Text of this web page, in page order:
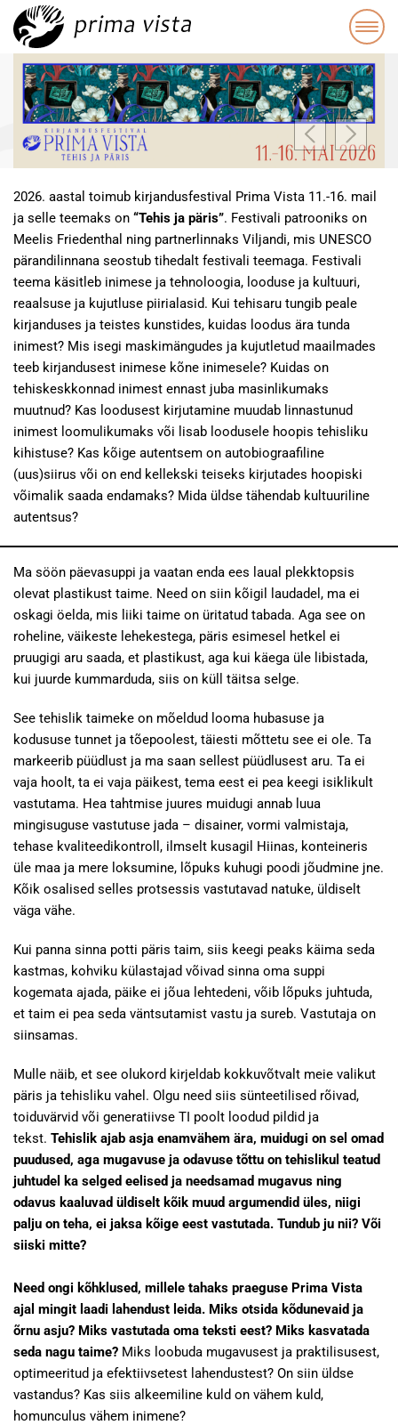
2026. aastal toimub kirjandusfestival Prima Vista 11.-16. mail
ja selle teemaks on “Tehis ja päris”. Festivali patrooniks on
Meelis Friedenthal ning partnerlinnaks Viljandi, mis UNESCO
pärandilinnana seostub tihedalt festivali teemaga. Festivali
teema käsitleb inimese ja tehnoloogia, looduse ja kultuuri,
reaalsuse ja kujutluse piirialasid. Kui tehisaru tungib peale
kirjanduses ja teistes kunstides, kuidas loodus ära tunda
inimest? Mis isegi maskimängudes ja kujutletud maailmades
teeb kirjandusest inimese kõne inimesele? Kuidas on
tehiskeskkonnad inimest ennast juba masinlikumaks
muutnud? Kas loodusest kirjutamine muudab linnastunud
inimest loomulikumaks või lisab loodusele hoopis tehisliku
kihistuse? Kas kõige autentsem on autobiograafiline
(uus)siirus või on end kellekski teiseks kirjutades hoopiski
võimalik saada endamaks? Mida üldse tähendab kultuuriline
autentsus?
Ma söön päevasuppi ja vaatan enda ees laual plekktopsis
olevat plastikust taime. Need on siin kõigil laudadel, ma ei
oskagi öelda, mis liiki taime on üritatud tabada. Aga see on
roheline, väikeste lehekestega, päris esimesel hetkel ei
pruugigi aru saada, et plastikust, aga kui käega üle libistada,
kui juurde kummarduda, siis on küll täitsa selge.
See tehislik taimeke on mõeldud looma hubasuse ja
kodususe tunnet ja tõepoolest, täiesti mõttetu see ei ole. Ta
markeerib püüdlust ja ma saan sellest püüdlusest aru. Ta ei
vaja hoolt, ta ei vaja päikest, tema eest ei pea keegi isiklikult
vastutama. Hea tahtmise juures muidugi annab luua
mingisuguse vastutuse jada – disainer, vormi valmistaja,
tehase kvaliteedikontroll, ilmselt kusagil Hiinas, konteineris
üle maa ja mere loksumine, lõpuks kuhugi poodi jõudmine jne.
Kõik osalised selles protsessis vastutavad natuke, üldiselt
väga vähe.
Kui panna sinna potti päris taim, siis keegi peaks käima seda
kastmas, kohviku külastajad võivad sinna oma suppi
kogemata ajada, päike ei jõua lehtedeni, võib lõpuks juhtuda,
et taim ei pea seda väntsutamist vastu ja sureb. Vastutaja on
siinsamas.
Mulle näib, et see olukord kirjeldab kokkuvõtvalt meie valikut
päris ja tehisliku vahel. Olgu need siis sünteetilised rõivad,
toiduvärvid või generatiivse TI poolt loodud pildid ja
tekst. Tehislik ajab asja enamvähem ära, muidugi on sel omad
puudused, aga mugavuse ja odavuse tõttu on tehislikul teatud
juhtudel ka selged eelised ja needsamad mugavus ning
odavus kaaluvad üldiselt kõik muud argumendid üles, niigi
palju on teha, ei jaksa kõige eest vastutada. Tundub ju nii? Või
siiski mitte?
Need ongi kõhklused, millele tahaks praeguse Prima Vista
ajal mingit laadi lahendust leida. Miks otsida kõdunevaid ja
õrnu asju? Miks vastutada oma teksti eest? Miks kasvatada
seda nagu taime? Miks loobuda mugavusest ja praktilisusest,
optimeeritud ja efektiivsetest lahendustest? On siin üldse
vastandus? Kas siis alkeemiline kuld on vähem kuld,
homunculus vähem inimene?